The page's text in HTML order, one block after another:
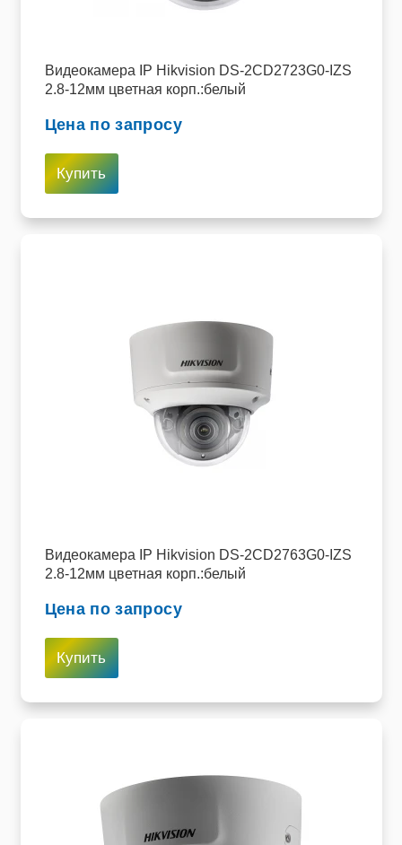
Видеокамера IP Hikvision DS-2CD2723G0-IZS
2.8-12мм цветная корп.:белый
Цена по запросу
Купить
Видеокамера IP Hikvision DS-2CD2763G0-IZS
2.8-12мм цветная корп.:белый
Цена по запросу
Купить